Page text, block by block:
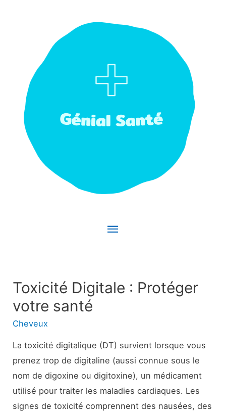
Menu
Toxicité Digitale : Protéger
votre santé
Cheveux
La toxicité digitalique (DT) survient lorsque vous
prenez trop de digitaline (aussi connue sous le
nom de digoxine ou digitoxine), un médicament
utilisé pour traiter les maladies cardiaques. Les
signes de toxicité comprennent des nausées, des